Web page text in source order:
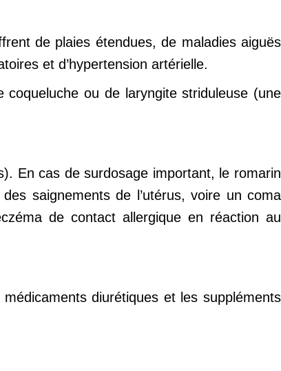
de plaies étendues, de maladies aiguës
et d’hypertension artérielle.
coqueluche ou de laryngite striduleuse (une
En cas de surdosage important, le romarin
saignements de l’utérus, voire un coma
de contact allergique en réaction au
diurétiques et les suppléments